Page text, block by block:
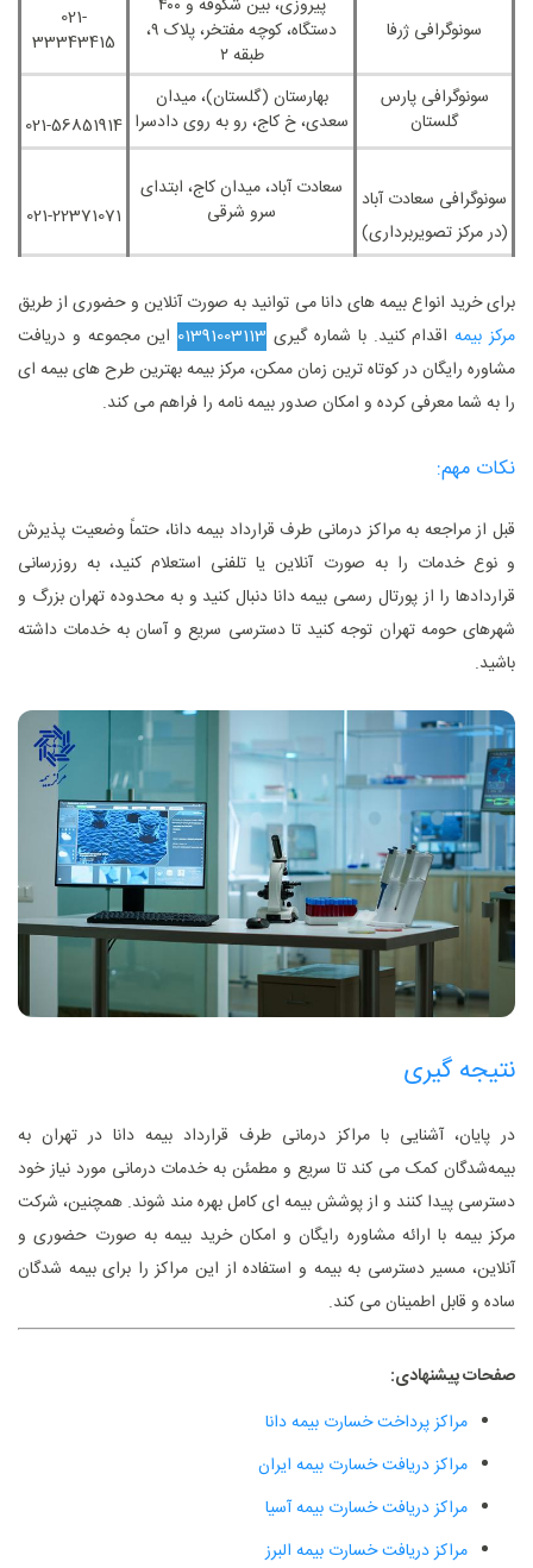
سونوگرافی ژرفا
پیروزی، بین شکوفه و ۴۰۰
دستگاه، کوچه مفتخر، پلاک ۹،
طبقه ۲
021-
33343415
سونوگرافی پارس
گلستان
بهارستان (گلستان)، میدان
سعدی، خ کاج، رو به‌ روی دادسرا 021-56851914
سونوگرافی سعادت‌ آباد
(در مرکز تصویربرداری)
سعادت ‌آباد، میدان کاج، ابتدای
سرو شرقی
021-22371071
برای خرید انواع بیمه ‌های دانا می‌ توانید به‌ صورت آنلاین و حضوری از طریق
مرکز بیمهاقدام کنید. با شماره گیری 01391003113 این مجموعه و دریافت
مشاوره رایگان در کوتاه ‌ترین زمان ممکن، مرکز بیمه بهترین طرح ‌های بیمه ‌ای
را به شما معرفی کرده و امکان صدور بیمه‌ نامه را فراهم می ‌کند.
نکات مهم:
قبل از مراجعه به مراکز درمانی طرف قرارداد بیمه دانا، حتماً وضعیت پذیرش
و نوع خدمات را به‌ صورت آنلاین یا تلفنی استعلام کنید، به‌ روزرسانی
قراردادها را از پورتال رسمی بیمه دانا دنبال کنید و به محدوده تهران بزرگ و
شهرهای حومه تهران توجه کنید تا دسترسی سریع و آسان به خدمات داشته
باشید.
نتیجه ‌گیری
در پایان، آشنایی با مراکز درمانی طرف قرارداد بیمه دانا در تهران به
بیمه‌شدگان کمک می‌ کند تا سریع و مطمئن به خدمات درمانی مورد نیاز خود
دسترسی پیدا کنند و از پوشش بیمه‌ ای کامل بهره‌ مند شوند. همچنین، شرکت
مرکز بیمه با ارائه مشاوره رایگان و امکان خرید بیمه به ‌صورت حضوری و
آنلاین، مسیر دسترسی به بیمه و استفاده از این مراکز را برای بیمه‌ شدگان
ساده و قابل اطمینان می ‌کند.
صفحات پیشنهادی:
مراکز پرداخت خسارت بیمه دانا
مراکز دریافت خسارت بیمه ایران
مراکز دریافت خسارت بیمه آسیا
مراکز دریافت خسارت بیمه البرز